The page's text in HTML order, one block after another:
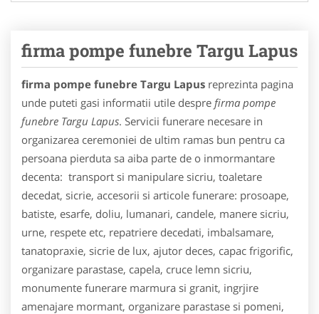
firma pompe funebre Targu Lapus
firma pompe funebre Targu Lapus reprezinta pagina
unde puteti gasi informatii utile despre firma pompe
funebre Targu Lapus. Servicii funerare necesare in
organizarea ceremoniei de ultim ramas bun pentru ca
persoana pierduta sa aiba parte de o inmormantare
decenta: transport si manipulare sicriu, toaletare
decedat, sicrie, accesorii si articole funerare: prosoape,
batiste, esarfe, doliu, lumanari, candele, manere sicriu,
urne, respete etc, repatriere decedati, imbalsamare,
tanatopraxie, sicrie de lux, ajutor deces, capac frigorific,
organizare parastase, capela, cruce lemn sicriu,
monumente funerare marmura si granit, ingrjire
amenajare mormant, organizare parastase si pomeni,